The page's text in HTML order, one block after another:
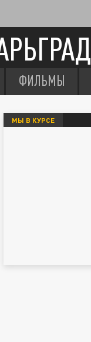
ФИЛЬМЫ
МЫ В КУРСЕ